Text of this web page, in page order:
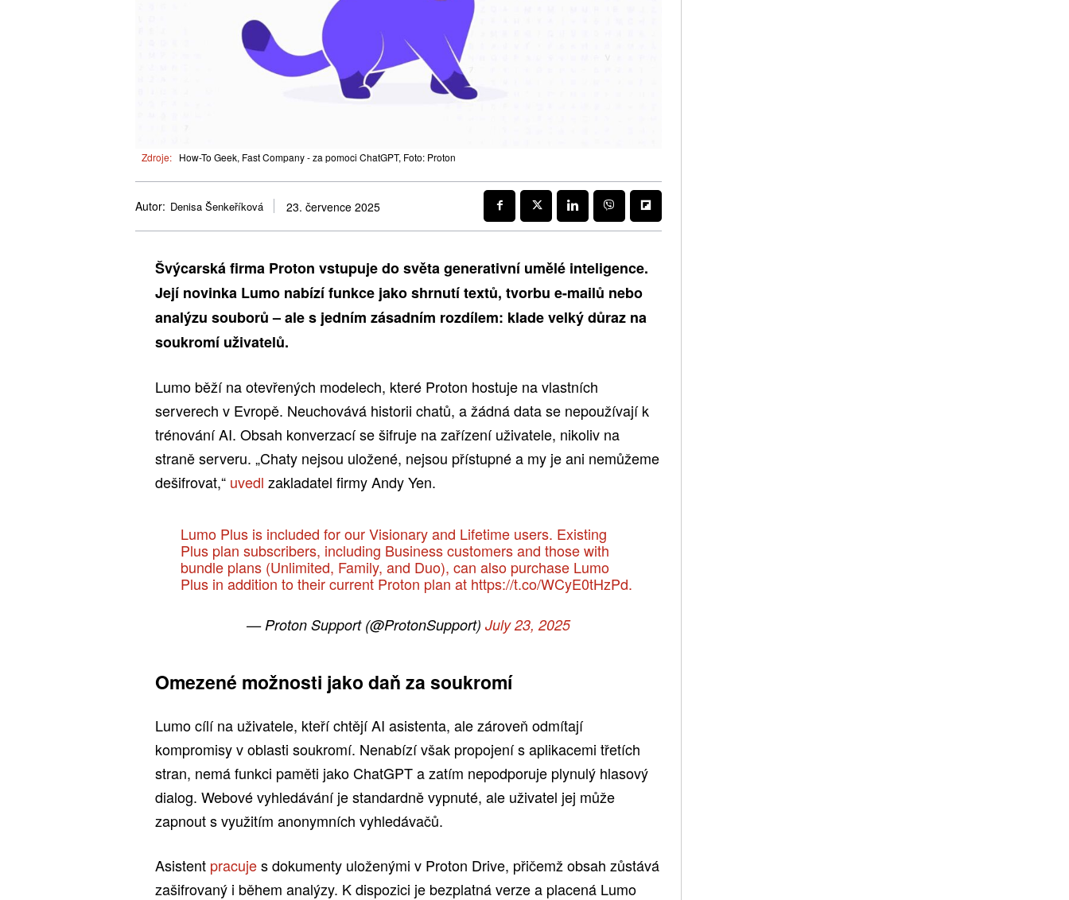
Zdroje: How-To Geek, Fast Company - za pomoci ChatGPT, Foto: Proton
Autor: Denisa Šenkeříková 23. července 2025
Švýcarská firma Proton vstupuje do světa generativní umělé inteligence.
Její novinka Lumo nabízí funkce jako shrnutí textů, tvorbu e-mailů nebo
analýzu souborů – ale s jedním zásadním rozdílem: klade velký důraz na
soukromí uživatelů.
Lumo běží na otevřených modelech, které Proton hostuje na vlastních
serverech v Evropě. Neuchovává historii chatů, a žádná data se nepoužívají k
trénování AI. Obsah konverzací se šifruje na zařízení uživatele, nikoliv na
straně serveru. „Chaty nejsou uložené, nejsou přístupné a my je ani nemůžeme
dešifrovat,“ uvedl zakladatel firmy Andy Yen.
Lumo Plus is included for our Visionary and Lifetime users. Existing
Plus plan subscribers, including Business customers and those with
bundle plans (Unlimited, Family, and Duo), can also purchase Lumo
Plus in addition to their current Proton plan at https://t.co/WCyE0tHzPd.
— Proton Support (@ProtonSupport)July 23, 2025
Omezené možnosti jako daň za soukromí
Lumo cílí na uživatele, kteří chtějí AI asistenta, ale zároveň odmítají
kompromisy v oblasti soukromí. Nenabízí však propojení s aplikacemi třetích
stran, nemá funkci paměti jako ChatGPT a zatím nepodporuje plynulý hlasový
dialog. Webové vyhledávání je standardně vypnuté, ale uživatel jej může
zapnout s využitím anonymních vyhledávačů.
Asistent pracujes dokumenty uloženými v Proton Drive, přičemž obsah zůstává
zašifrovaný i během analýzy. K dispozici je bezplatná verze a placená Lumo